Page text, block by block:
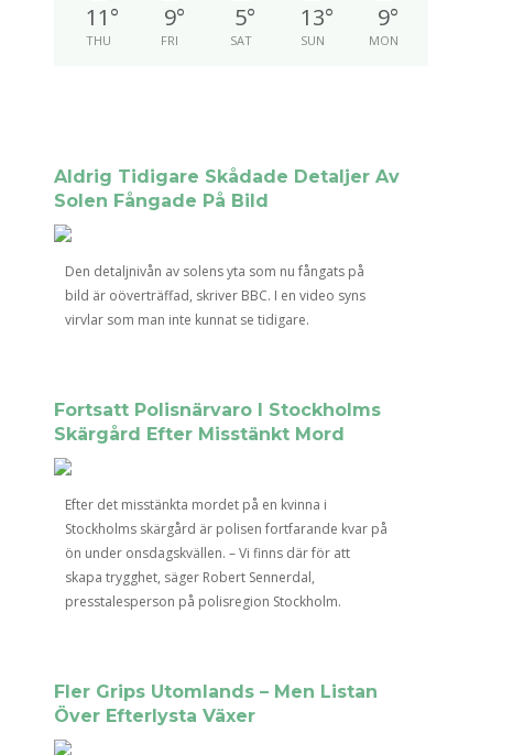
juni 5, 2026
11°
THU
9°
FRI
5°
SAT
13°
SUN
9°
MON
Aldrig Tidigare Skådade Detaljer Av
Solen Fångade På Bild
Den detaljnivån av solens yta som nu fångats på
bild är oöverträffad, skriver BBC. I en video syns
virvlar som man inte kunnat se tidigare.
Fortsatt Polisnärvaro I Stockholms
Skärgård Efter Misstänkt Mord
Efter det misstänkta mordet på en kvinna i
Stockholms skärgård är polisen fortfarande kvar på
ön under onsdagskvällen. – Vi finns där för att
skapa trygghet, säger Robert Sennerdal,
presstalesperson på polisregion Stockholm.
Fler Grips Utomlands – Men Listan
Över Efterlysta Växer